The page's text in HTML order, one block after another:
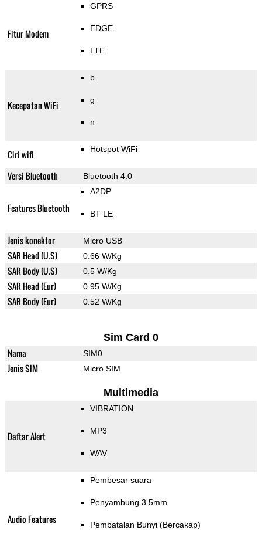
Fitur Modem
GPRS
EDGE
LTE
Kecepatan WiFi
b
g
n
Ciri wifi Hotspot WiFi
Versi Bluetooth Bluetooth 4.0
Features Bluetooth
A2DP
BT LE
Jenis konektor Micro USB
SAR Head (U.S) 0.66 W/Kg
SAR Body (U.S) 0.5 W/Kg
SAR Head (Eur) 0.95 W/Kg
SAR Body (Eur) 0.52 W/Kg
Sim Card 0
Nama SIM0
Jenis SIM Micro SIM
Multimedia
Daftar Alert
VIBRATION
MP3
WAV
Audio Features
Pembesar suara
Penyambung 3.5mm
Pembatalan Bunyi (Bercakap)